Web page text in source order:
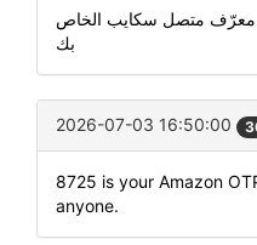
للتحقق من معرّف متصل سكايب الخاص
بك
2026-07-03 16:50:00
8725 is your Amazon
anyone.